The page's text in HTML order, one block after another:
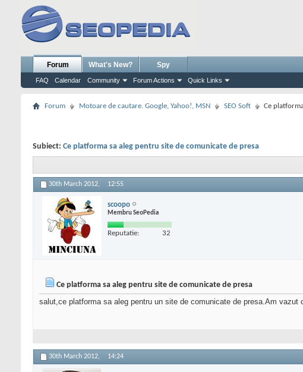
Forum
FAQ Calendar Community Forum Actions Quick Links
What's New? Spy
Forum Motoare de cautare. Google, Yahoo!, MSN SEO Soft Ce
Subiect: Ce platforma sa aleg pentru site de comunicate de presa
30th March 2012, 12:55
scoopo
Membru SeoPedia
Reputatie: 32
Ce platforma sa aleg pentru site de comunicate de presa
salut,ce platforma sa aleg pentru un site de comunicate de presa.Am
30th March 2012, 14:24